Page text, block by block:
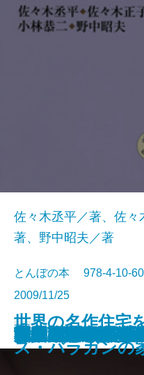
白洲正子 祈りの
反骨の画家 河鍋
画家たちの「戦
池波正太郎と歩
韓国の美しいもの
神の木―いける
利休入門
カラヴァッジョ
ローマ古代散歩
蕪村 放浪する「
佐々木丞平／著、佐々
著、野中昭夫／著
とんぼの本 978-4-10-
2009/11/25
書籍
世界の名作住宅
ス・バラガンの
決定版 一生も
太宰治と旅する
須賀敦子が歩い
古伊万里 磁器の
荒木経惟 トーキ
沖縄染織王国へ
台北 國立故宮博
沖縄 琉球王国ぶ
無頼の画家 曾我